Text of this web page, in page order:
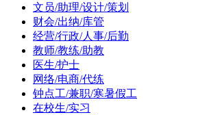
文员/助理/设计/策划
财会/出纳/库管
经营/行政/人事/后勤
教师/教练/助教
医生/护士
网络/电商/代练
钟点工/兼职/寒暑假工
在校生/实习